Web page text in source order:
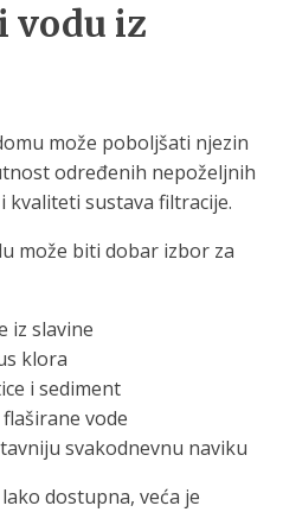
iz
može poboljšati njezin
određenih nepoželjnih
kvaliteti sustava filtracije.
može biti dobar izbor za
iz slavine
klora
i sediment
vode
svakodnevnu naviku
dostupna, veća je